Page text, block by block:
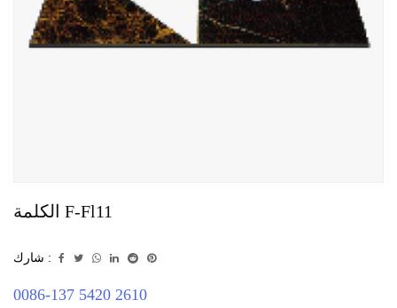
الكلمة F-Fl11
شارك :
0086-137 5420 2610